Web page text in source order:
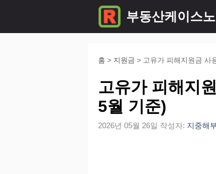
부동산케이스
홈 > 지원금 > 고유가 피해지원금 사
고유가 피해지
5월 기준)
2026년 05월 26일 작성자: 지중해